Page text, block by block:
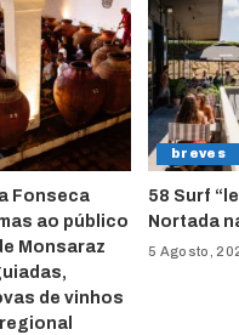
Fonseca
ao público
Monsaraz
de vinhos
breves
58 Surf
Nortada
5 Agosto,